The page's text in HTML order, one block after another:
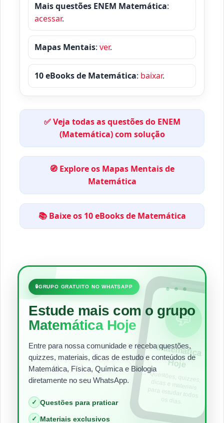
Mais questões ENEM Matemática:
acessar.
Mapas Mentais: ver.
10 eBooks de Matemática: baixar.
✅ Veja todas as questões do ENEM
(Matemática) com solução
🧭 Explore os Mapas Mentais de
Matemática
📚 Baixe os 10 eBooks de Matemática
•••
🔒GRUPO GRATUITO NO WHATSAPP
Estude mais com o grupo
Matemática Hoje
Entre para nossa comunidade e receba questões,
quizzes, materiais, dicas de estudo e conteúdos de
Matemática, Física, Química e Biologia
diretamente no seu WhatsApp.
✓ Questões para praticar
✓ Materiais exclusivos
💬
Matem
ática
Hoje
Questões, quizzes,
dicas e materiais
para estudar todos
os dias.